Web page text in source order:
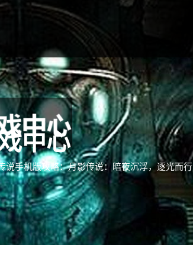
中心
说手机版攻略：月影传说：暗夜沉浮，逐光而行